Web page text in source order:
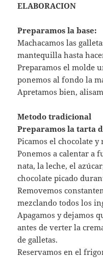
ELABORACION
Preparamos la base:
Machacamos las
mantequilla hasta
Preparamos el molde
ponemos al fondo la
Apretamos bien,
Metodo tradicional
Preparamos la tarta
Picamos el chocolate y
Ponemos a calentar a
nata, la leche, el
chocolate picado
Removemos
mezclando todos los
Apagamos y dejamos
antes de verter la
de galletas.
Reservamos en el